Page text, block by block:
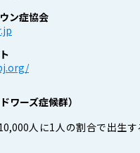
ン症協会
ワーズ症候群）
人に1人の割合で出生す